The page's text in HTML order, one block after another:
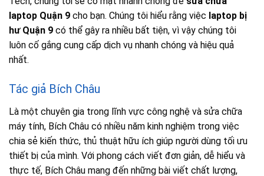
laptop Quận 9 cho bạn. Chúng tôi hiểu rằng việc laptop bị
hư Quận 9 có thể gây ra nhiều bất tiện, vì vậy chúng tôi
luôn cố gắng cung cấp dịch vụ nhanh chóng và hiệu quả
nhất.
Tác giả Bích Châu
Là một chuyên gia trong lĩnh vực công nghệ và sửa chữa
máy tính, Bích Châu có nhiều năm kinh nghiệm trong việc
chia sẻ kiến thức, thủ thuật hữu ích giúp người dùng tối ưu
thiết bị của mình. Với phong cách viết đơn giản, dễ hiểu và
thực tế, Bích Châu mang đến những bài viết chất lượng,